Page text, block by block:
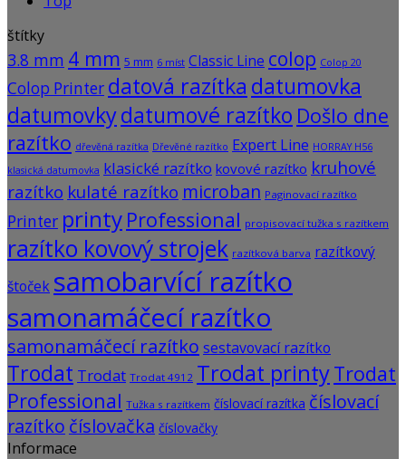
štítky
3.8 mm 4 mm 5 mm 6 míst Classic Line colop Colop 20
Colop Printer datová razítka datumovka
datumovkydatumové razítko Došlo dne
razítko dřevěná razítka Dřevěné razítko Expert Line HORRAY H56
klasická datumovka klasické razítko kovové razítko kruhové
razítko kulaté razítko microban Paginovací razítko
Printer printy Professional propisovací tužka s razítkem
razítko kovový strojek razítková barva razítkový
štoček samobarvící razítko
samonamáčecí razítko
samonamáčecí razítko sestavovací razítko
Trodat Trodat Trodat 4912 Trodat printyTrodat
Professional Tužka s razítkem číslovací razítka číslovací
razítko číslovačka číslovačky
Informace